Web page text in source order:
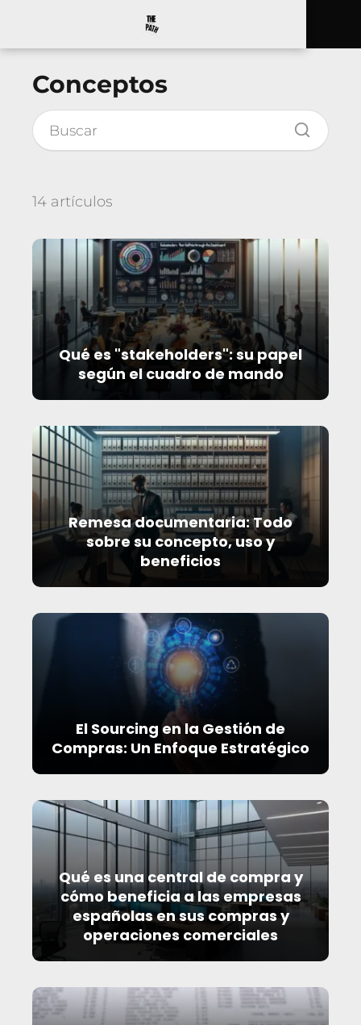
Conceptos
14 artículos
Qué es "stakeholders": su papel
según el cuadro de mando
Remesa documentaria: Todo
sobre su concepto, uso y
beneficios
El Sourcing en la Gestión de
Compras: Un Enfoque Estratégico
Qué es una central de compra y
cómo beneficia a las empresas
españolas en sus compras y
operaciones comerciales